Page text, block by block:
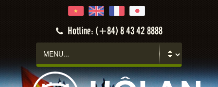
Hotline: (+84) 8 43 42 8888